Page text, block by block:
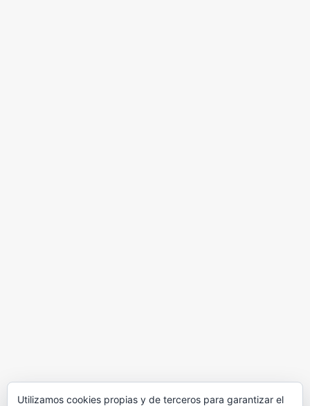
Utilizamos cookies propias y de terceros para garantizar el